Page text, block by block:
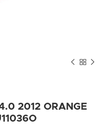
2012 ORANGE